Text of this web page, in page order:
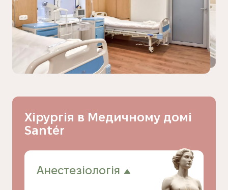
Хірургія в Медичному домі
Santér
Анестезіологія